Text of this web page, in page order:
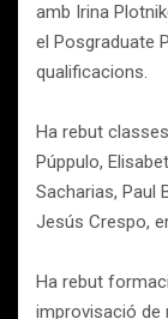
amb Irina
el Posgraduate
qualificacions.
Ha rebut
Púppulo,
Sacharias, Paul
Jesús Crespo,
Ha rebut
improvisació de